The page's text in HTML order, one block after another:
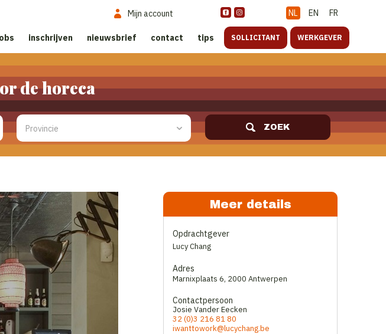
NL EN FR
Mijn account
inschrijven nieuwsbrief contact tips SOLLICITANT WERKGEVER
de horeca
ZOEK
Meer details
Opdrachtgever
Lucy Chang
Adres
Marnixplaats 6, 2000 Antwerpen
Contactpersoon
Josie Vander Eecken
32 (0)3 216 81 80
iwanttowork@lucychang.be